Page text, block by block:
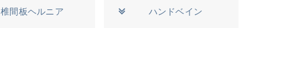
椎間板ヘルニア ハンドベイン